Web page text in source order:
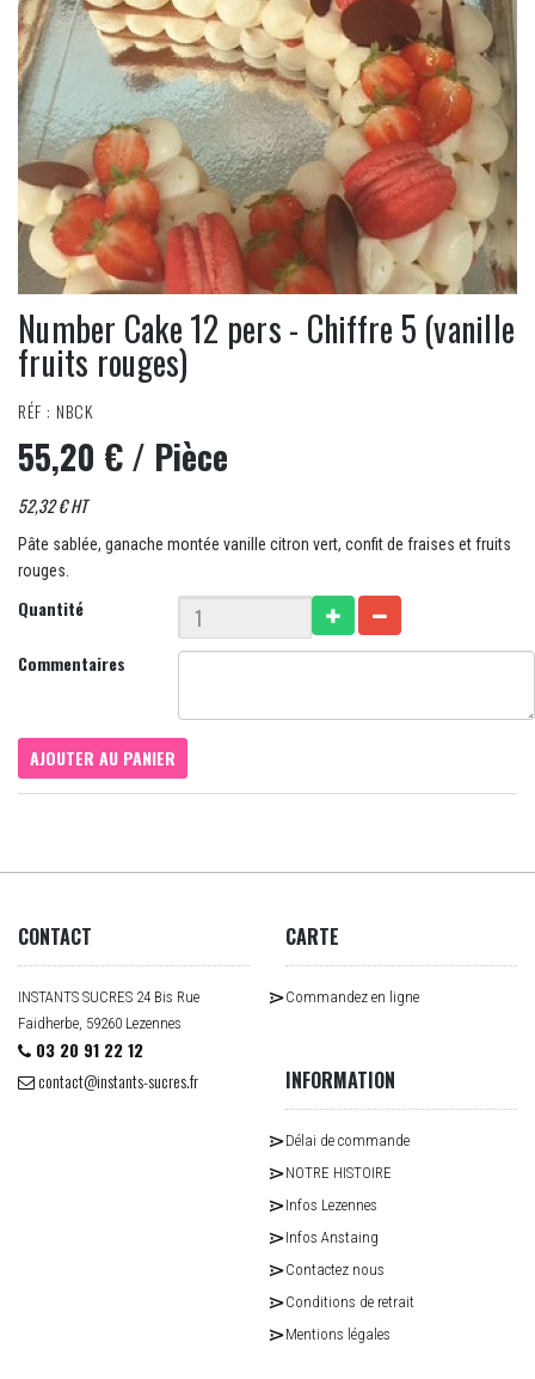
Number Cake 12 pers - Chiffre 5 (vanille
fruits rouges)
RÉF : NBCK
55,20 €/ Pièce
52,32 € HT
Pâte sablée, ganache montée vanille citron vert, confit de fraises et fruits
rouges.
Quantité
Commentaires
AJOUTER AU PANIER
CONTACT
INSTANTS SUCRES 24 Bis Rue
Faidherbe, 59260 Lezennes
03 20 91 22 12
contact@instants-sucres.fr
CARTE
Commandez en ligne
INFORMATION
Délai de commande
NOTRE HISTOIRE
Infos Lezennes
Infos Anstaing
Contactez nous
Conditions de retrait
Mentions légales